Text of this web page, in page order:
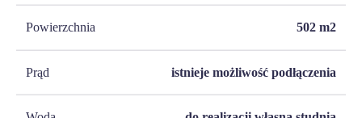
Powierzchnia 502 m2
Prąd istnieje możliwość podłączenia